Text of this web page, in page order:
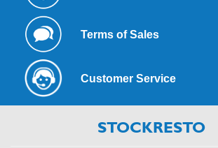
Terms of Sales
Customer Service
STOCKRESTO